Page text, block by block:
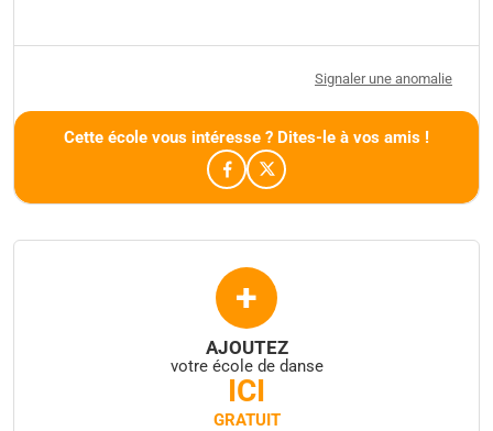
Signaler une anomalie
Cette école vous intéresse ? Dites-le à vos amis !
+
AJOUTEZ
votre école de danse
ICI
GRATUIT